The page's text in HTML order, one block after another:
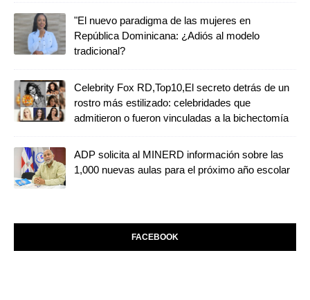
"El nuevo paradigma de las mujeres en
República Dominicana: ¿Adiós al modelo
tradicional?
Celebrity Fox RD,Top10,El secreto detrás de un
rostro más estilizado: celebridades que
admitieron o fueron vinculadas a la bichectomía
ADP solicita al MINERD información sobre las
1,000 nuevas aulas para el próximo año escolar
FACEBOOK